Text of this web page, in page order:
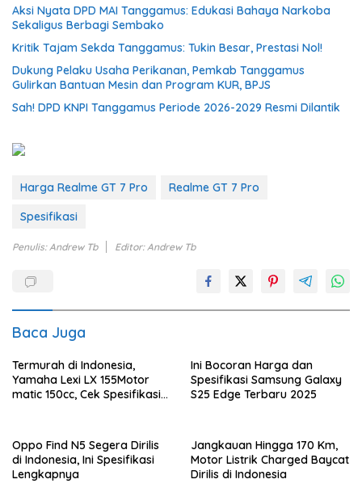
Aksi Nyata DPD MAI Tanggamus: Edukasi Bahaya Narkoba
Sekaligus Berbagi Sembako
Kritik Tajam Sekda Tanggamus: Tukin Besar, Prestasi Nol!
Dukung Pelaku Usaha Perikanan, Pemkab Tanggamus
Gulirkan Bantuan Mesin dan Program KUR, BPJS
Sah! DPD KNPI Tanggamus Periode 2026-2029 Resmi Dilantik
Harga Realme GT 7 Pro
Realme GT 7 Pro
Spesifikasi
Penulis: Andrew Tb Editor: Andrew Tb
Baca Juga
Termurah di Indonesia,
Yamaha Lexi LX 155Motor
matic 150cc, Cek Spesifikasi
Ini Bocoran Harga dan
Spesifikasi Samsung Galaxy
S25 Edge Terbaru 2025
Oppo Find N5 Segera Dirilis
di Indonesia, Ini Spesifikasi
Lengkapnya
Jangkauan Hingga 170 Km,
Motor Listrik Charged Baycat
Dirilis di Indonesia